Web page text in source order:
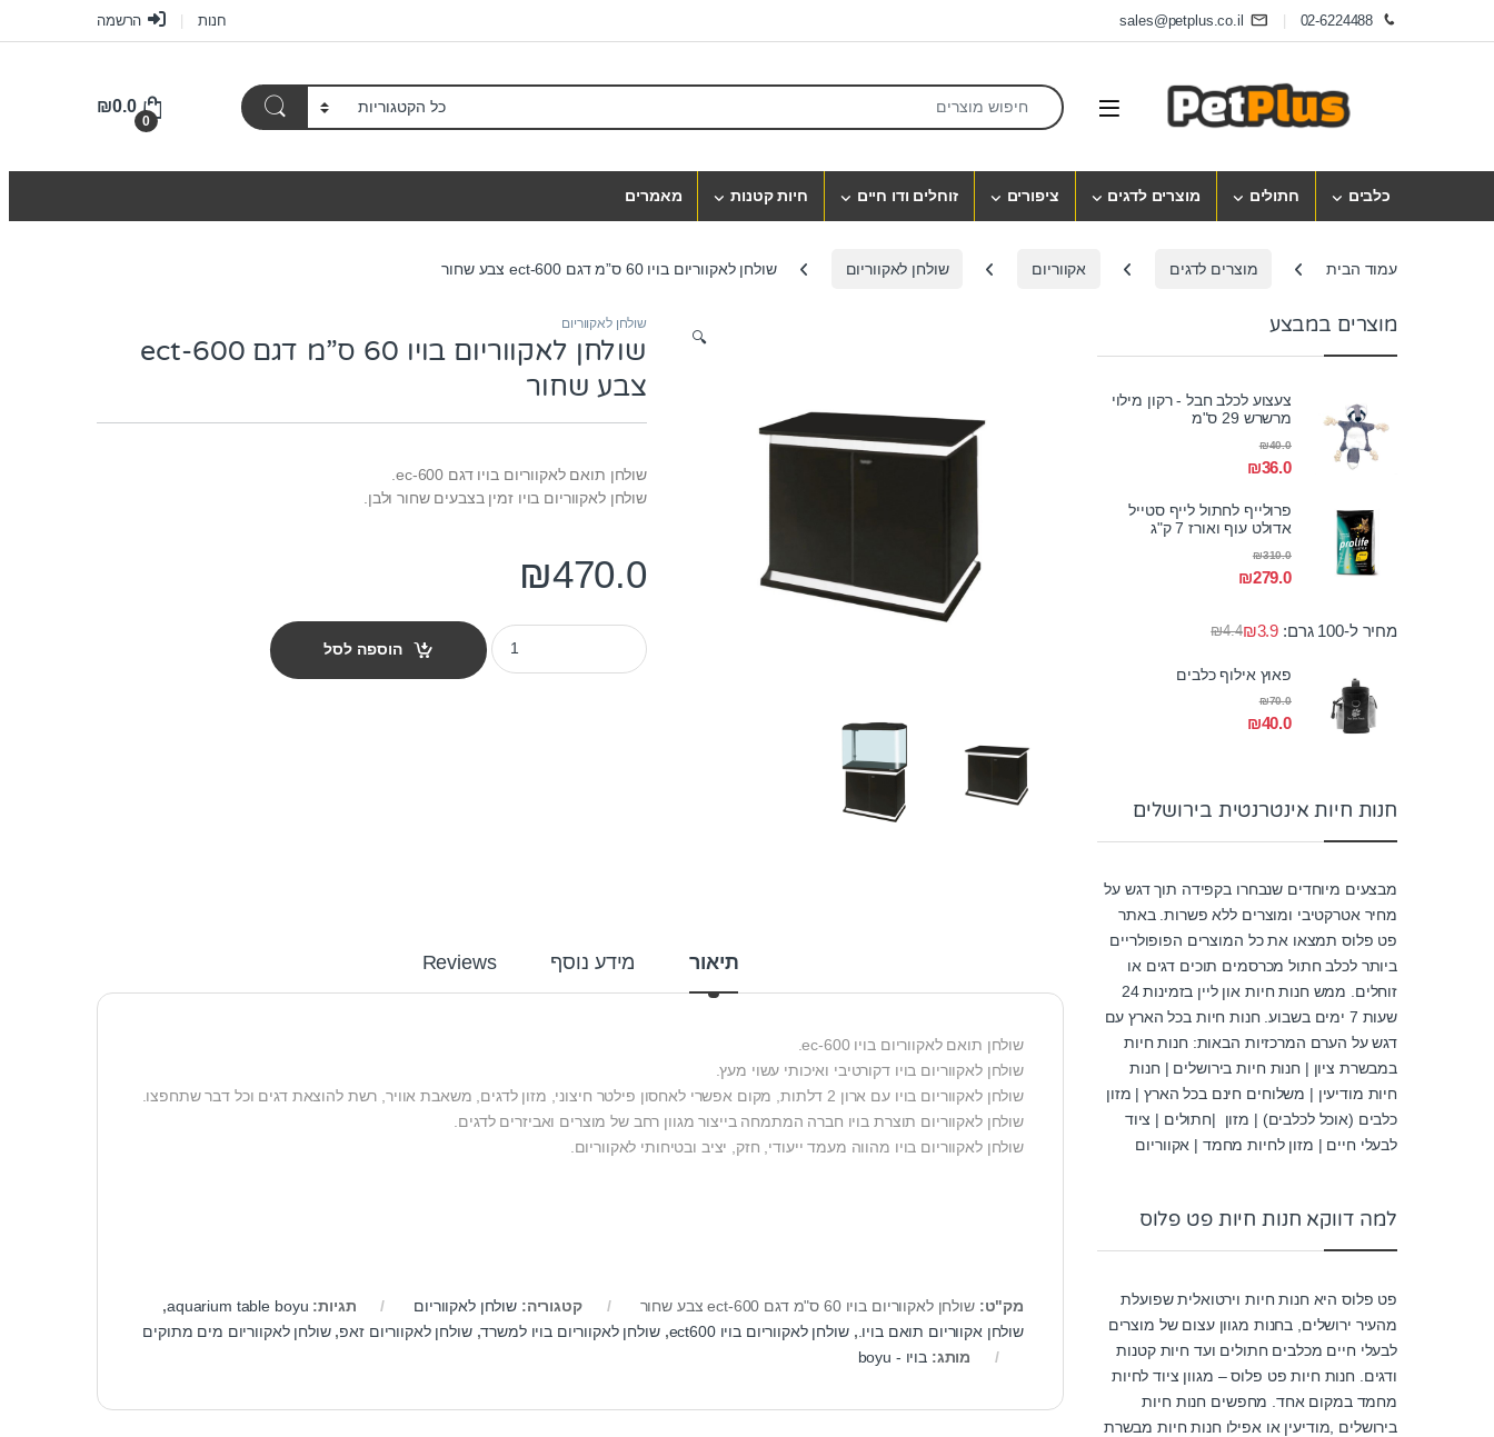
Skip to navigation
02-6224488
sales@petplus.co.il חנות הרשמה
Open
Search for:
0
₪0.0
כלבים חתולים מוצרים לדגים ציפורים זוחלים ודו חיים חיות קטנות מאמרים
עמוד הבית מוצרים לדגים אקווריום שולחן לאקווריום שולחן לאקווריום בויו 60 ס”מ דגם ect-600 צבע שחור
🔍
שולחן לאקווריום
שולחן לאקווריום בויו 60 ס”מ דגם ect-600
צבע שחור
שולחן תואם לאקווריום בויו דגם ec-600.
שולחן לאקווריום בויו זמין בצבעים שחור ולבן.
₪470.0
שולחן לאקווריום בויו 60 ס"מ דגם ect-600 צבע שחור quantity
הוספה לסל
תיאור מידע נוסף Reviews
שולחן תואם לאקווריום בויו ec-600.
שולחן לאקווריום בויו דקורטיבי ואיכותי עשוי מעץ.
שולחן לאקווריום בויו עם ארון 2 דלתות, מקום אפשרי לאחסון פילטר חיצוני, מזון לדגים, משאבת אוויר, רשת להוצאת דגים וכל דבר שתחפצו.
שולחן לאקווריום תוצרת בויו חברה המתמחה בייצור מגוון רחב של מוצרים ואביזרים לדגים.
שולחן לאקווריום בויו מהווה מעמד ייעודי, חזק, יציב ובטיחותי לאקווריום.
מק"ט:שולחן לאקווריום בויו 60 ס"מ דגם ect-600 צבע שחור קטגוריה: שולחן לאקווריום תגיות: aquarium table boyu
,
שולחן אקווריום תואם בויו. ,שולחן לאקווריום בויו ect600 ,שולחן לאקווריום בויו למשרד,שולחן לאקווריום זאפ,שולחן לאקווריום מים מתוקים
מותג:בויו - boyu
מוצרים במבצע
צעצוע לכלב חבל - רקון מילוי
מרשרש 29 ס"מ
₪36.0
₪40.0
פרולייף לחתול לייף סטייל
אדולט עוף ואורז 7 ק"ג
₪279.0
₪310.0
מחיר ל-100 גרם: ₪4.4₪3.9
פאוץ אילוף כלבים
₪40.0
₪70.0
חנות חיות אינטרנטית בירושלים
מבצעים מיוחדים שנבחרו בקפידה תוך דגש על
מחיר אטרקטיבי ומוצרים ללא פשרות. באתר
פט פלוס תמצאו את כל המוצרים הפופולריים
ביותר לכלב חתול מכרסמים תוכים דגים או
זוחלים. ממש חנות חיות און ליין בזמינות 24
שעות 7 ימים בשבוע. חנות חיות בכל הארץ עם
דגש על הערם המרכזיות הבאות: חנות חיות
במבשרת ציון | חנות חיות בירושלים | חנות
חיות מודיעין | משלוחים חינם בכל הארץ | מזון
כלבים (אוכל לכלבים) | מזון |חתולים | ציוד
לבעלי חיים | מזון לחיות מחמד | אקווריום
למה דווקא חנות חיות פט פלוס
פט פלוס היא חנות חיות וירטואלית שפועלת
מהעיר ירושלים, בחנות מגוון עצום של מוצרים
לבעלי חיים מכלבים חתולים ועד חיות קטנות
ודגים. חנות חיות פט פלוס – מגוון ציוד לחיות
מחמד במקום אחד. מחפשים חנות חיות
בירושלים ,מודיעין או אפילו חנות חיות מבשרת